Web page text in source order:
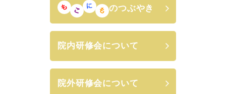
のつぶやき
院内研修会について
院外研修会について